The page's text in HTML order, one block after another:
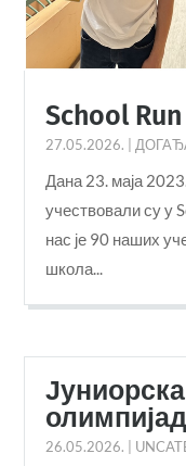
School Run
27.05.2026. |
Дана 23. маја
учествовали су у
нас је 90 наших
школа...
26.05.2026. |